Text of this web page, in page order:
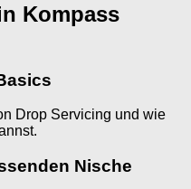
Kompass
Drop Servicing und wie
Nische